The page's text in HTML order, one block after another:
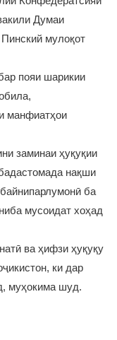
Думаи
мулоқот
пояи шарикии
манфиатҳои
заминаи ҳуқуқии
нақши
ба
мусоидат хоҳад
ва ҳифзи ҳуқуқу
ки дар
муҳокима шуд.